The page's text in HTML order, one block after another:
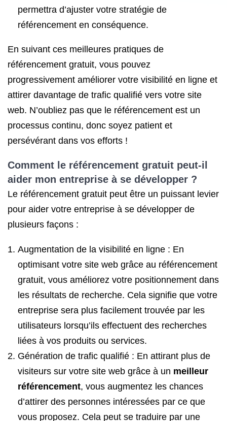
permettra d’ajuster votre stratégie de
référencement en conséquence.
En suivant ces meilleures pratiques de
référencement gratuit, vous pouvez
progressivement améliorer votre visibilité en ligne et
attirer davantage de trafic qualifié vers votre site
web. N’oubliez pas que le référencement est un
processus continu, donc soyez patient et
persévérant dans vos efforts !
Comment le référencement gratuit peut-il
aider mon entreprise à se développer ?
Le référencement gratuit peut être un puissant levier
pour aider votre entreprise à se développer de
plusieurs façons :
Augmentation de la visibilité en ligne : En
optimisant votre site web grâce au référencement
gratuit, vous améliorez votre positionnement dans
les résultats de recherche. Cela signifie que votre
entreprise sera plus facilement trouvée par les
utilisateurs lorsqu’ils effectuent des recherches
liées à vos produits ou services.
Génération de trafic qualifié : En attirant plus de
visiteurs sur votre site web grâce à un meilleur
référencement, vous augmentez les chances
d’attirer des personnes intéressées par ce que
vous proposez. Cela peut se traduire par une